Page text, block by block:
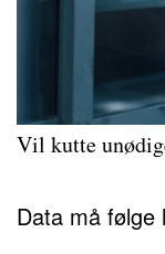
Vil kutte
Data må følge